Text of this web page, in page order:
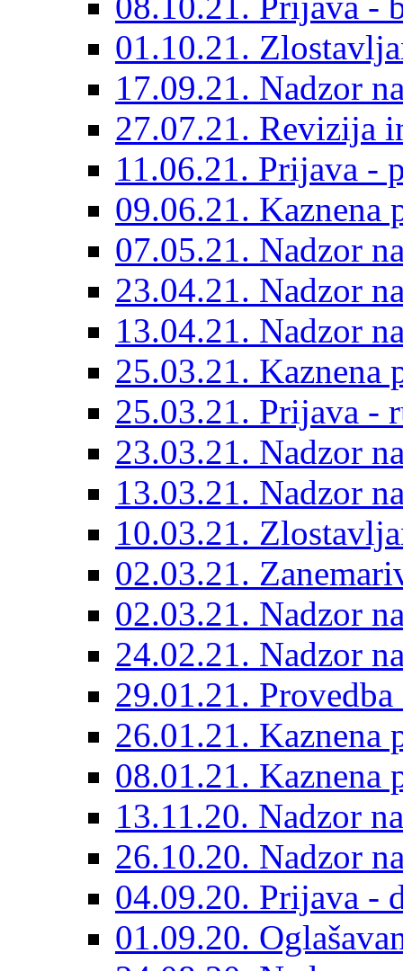
01.10.21.
17.09.21. Nadzor
27.07.21. Revizija
11.06.21. Prijava -
09.06.21. Kaznena
07.05.21. Nadzor
23.04.21. Nadzor
13.04.21. Nadzor
25.03.21. Kaznena
25.03.21. Prijava -
23.03.21. Nadzor
13.03.21. Nadzor
10.03.21.
02.03.21.
02.03.21. Nadzor
24.02.21. Nadzor
29.01.21.
26.01.21. Kaznena
08.01.21. Kaznena
13.11.20. Nadzor
26.10.20. Nadzor
04.09.20. Prijava -
01.09.20.